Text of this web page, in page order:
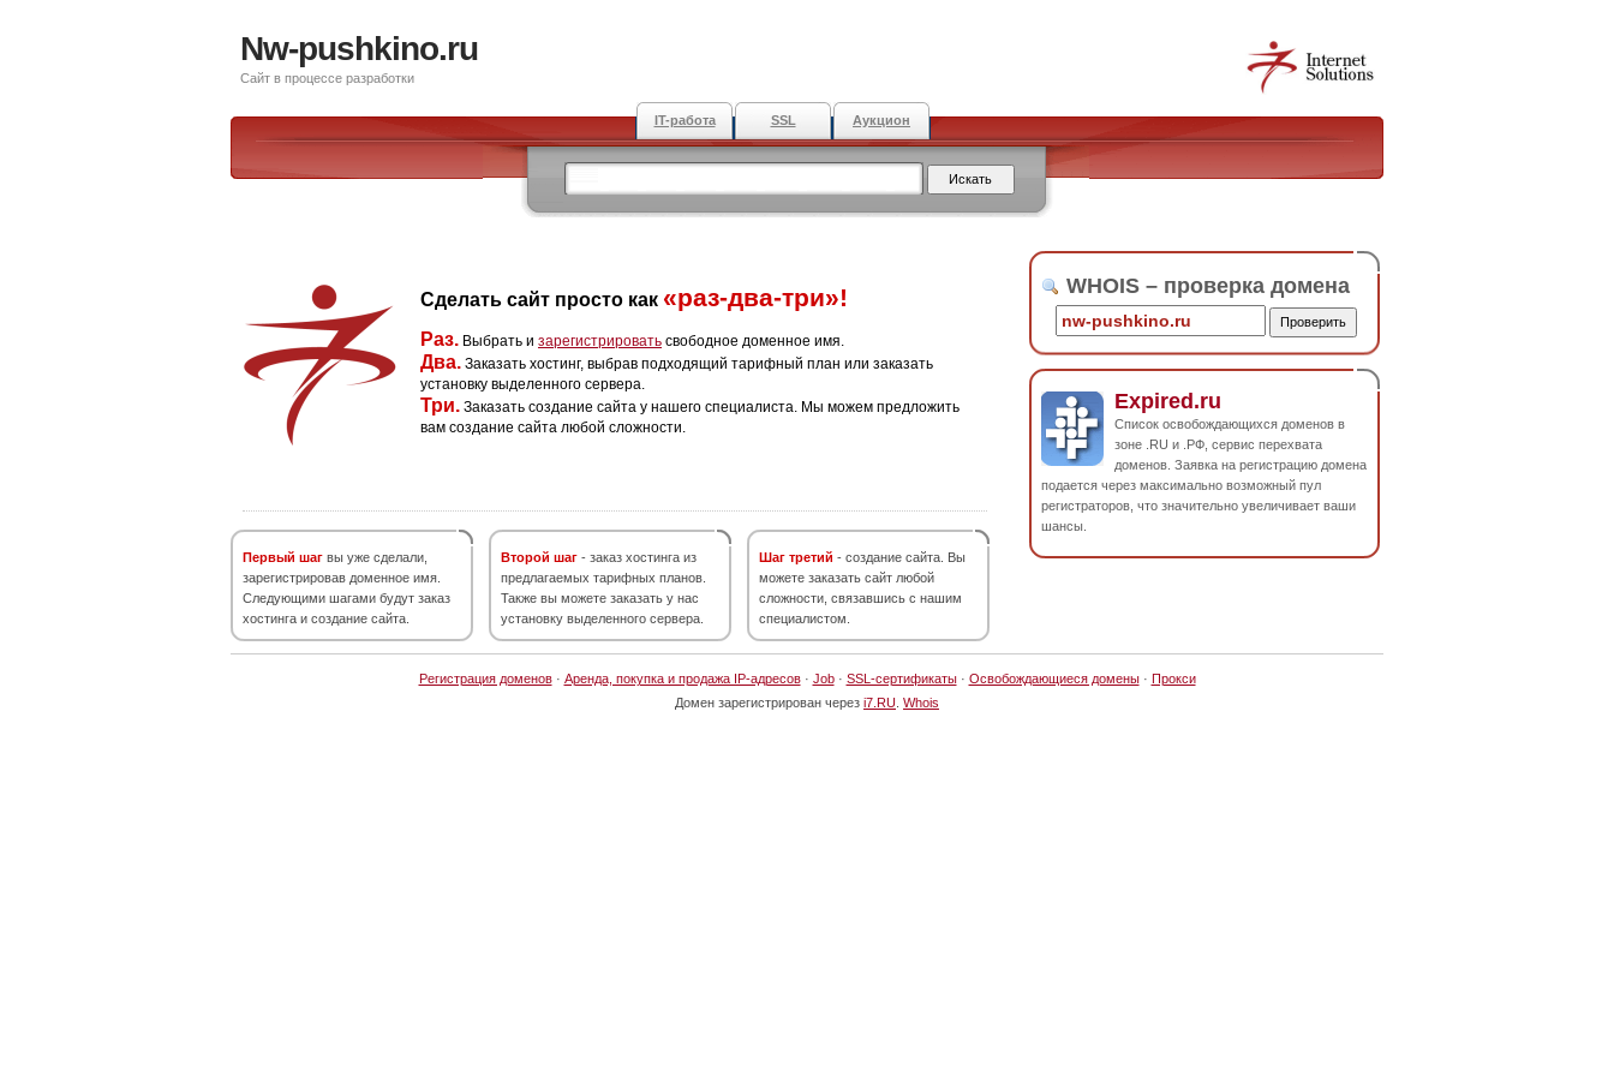
Nw-pushkino.ru
Сайт в процессе разработки
IT-работа SSL Аукцион
Сделать сайт просто как «раз-два-три»!
Раз. Выбрать и зарегистрировать свободное доменное имя.
Два. Заказать хостинг, выбрав подходящий тарифный план или заказать
установку выделенного сервера.
Три. Заказать создание сайта у нашего специалиста. Мы можем предложить
вам создание сайта любой сложности.
Первый шаг вы уже сделали,
зарегистрировав доменное имя.
Следующими шагами будут заказ
хостинга и создание сайта.
Второй шаг - заказ хостинга из
предлагаемых тарифных планов.
Также вы можете заказать у нас
установку выделенного сервера.
Шаг третий - создание сайта. Вы
можете заказать сайт любой
сложности, связавшись с нашим
специалистом.
WHOIS – проверка домена
Expired.ru
Список освобождающихся доменов в
зоне .RU и .РФ, сервис перехвата
доменов. Заявка на регистрацию домена
подается через максимально возможный пул
регистраторов, что значительно увеличивает ваши
шансы.
Регистрация доменов· Аренда, покупка и продажа IP-адресов· Job· SSL-сертификаты· Освобождающиеся домены· Прокси
Домен зарегистрирован через i7.RU Whois